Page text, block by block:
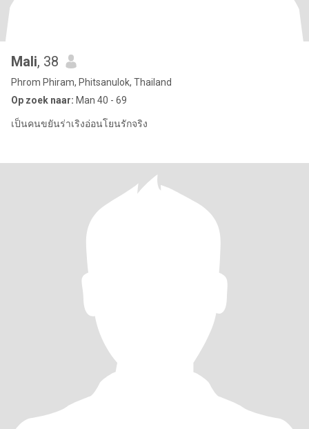
Mali, 38
Phrom Phiram, Phitsanulok, Thailand
Op zoek naar: Man 40 - 69
เป็นคนขยันร่าเริงอ่อนโยนรักจริง